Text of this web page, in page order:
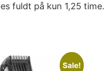
fuldt på kun 1,25
Sale!